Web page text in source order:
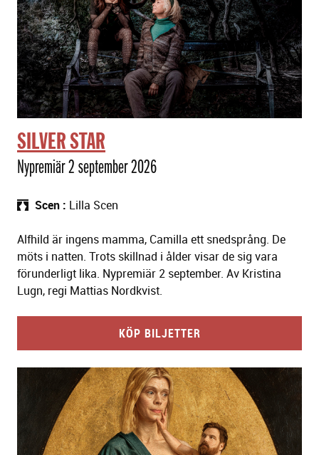
SILVER STAR
Nypremiär 2 september 2026
Scen Lilla Scen
Alfhild är ingens mamma, Camilla ett snedsprång. De
möts i natten. Trots skillnad i ålder visar de sig vara
förunderligt lika. Nypremiär 2 september. Av Kristina
Lugn, regi Mattias Nordkvist.
KÖP BILJETTER